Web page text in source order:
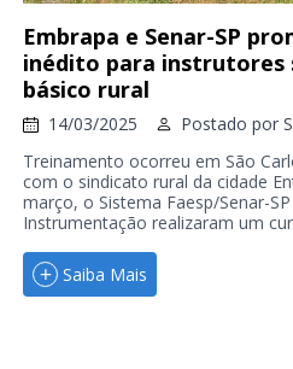
Embrapa e Senar-SP
inédito para instrutores
básico rural
14/03/2025 Postado por
Treinamento ocorreu em São
com o sindicato rural da cidade
março, o Sistema Faesp/Senar-
Instrumentação realizaram um
Saiba Mais